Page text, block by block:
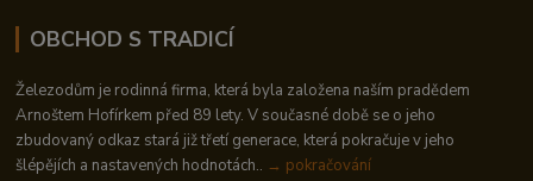
OBCHOD S TRADICÍ
Železodům je rodinná firma, která byla založena naším pradědem
Arnoštem Hofírkem před 89 lety. V současné době se o jeho
zbudovaný odkaz stará již třetí generace, která pokračuje v jeho
šlépějích a nastavených hodnotách.. → pokračování